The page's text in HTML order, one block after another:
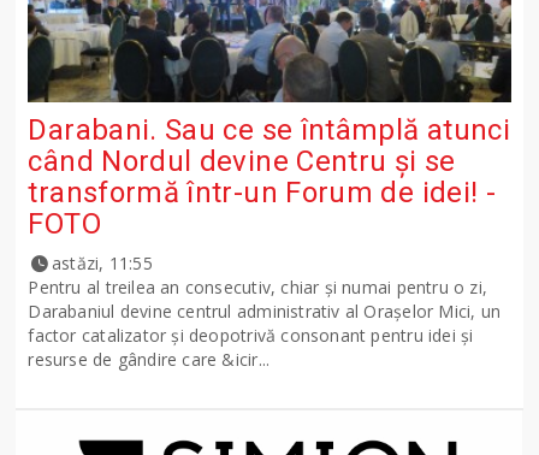
Darabani. Sau ce se întâmplă atunci
când Nordul devine Centru și se
transformă într-un Forum de idei! -
FOTO
astăzi, 11:55
Pentru al treilea an consecutiv, chiar și numai pentru o zi,
Darabaniul devine centrul administrativ al Orașelor Mici, un
factor catalizator și deopotrivă consonant pentru idei și
resurse de gândire care &icir...